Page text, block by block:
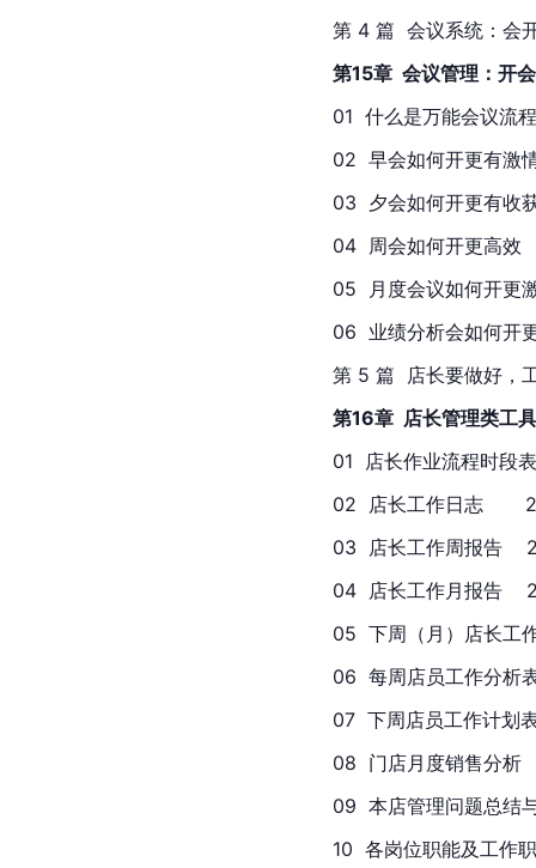
第 4 篇  会议系统：会
第15章  会议管理：开
01  什么是万能会议流
02  早会如何开更有激
03  夕会如何开更有收
04  周会如何开更高效
05  月度会议如何开更激
06  业绩分析会如何开
第 5 篇  店长要做好，
第16章  店长管理类工
01  店长作业流程时段
02  店长工作日志
03  店长工作周报告
04  店长工作月报告
05  下周（月）店长工作
06  每周店员工作分析
07  下周店员工作计划
08  门店月度销售分析
09  本店管理问题总结与
10  各岗位职能及工作